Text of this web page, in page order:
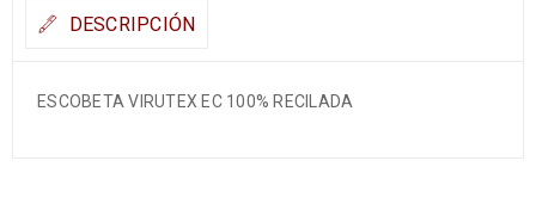
DESCRIPCIÓN
ESCOBETA VIRUTEX EC 100% RECILADA